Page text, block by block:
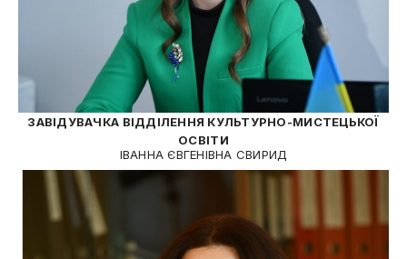
ЗАВІДУВАЧКА ВІДДІЛЕННЯ КУЛЬТУРНО-МИСТЕЦЬКОЇ
ОСВІТИ
ІВАННА ЄВГЕНІВНА СВИРИД